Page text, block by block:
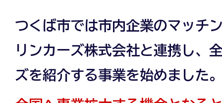
つくば市では市内企業のマッチ
リンカーズ株式会社と連携し、
ズを紹介する事業を始めました